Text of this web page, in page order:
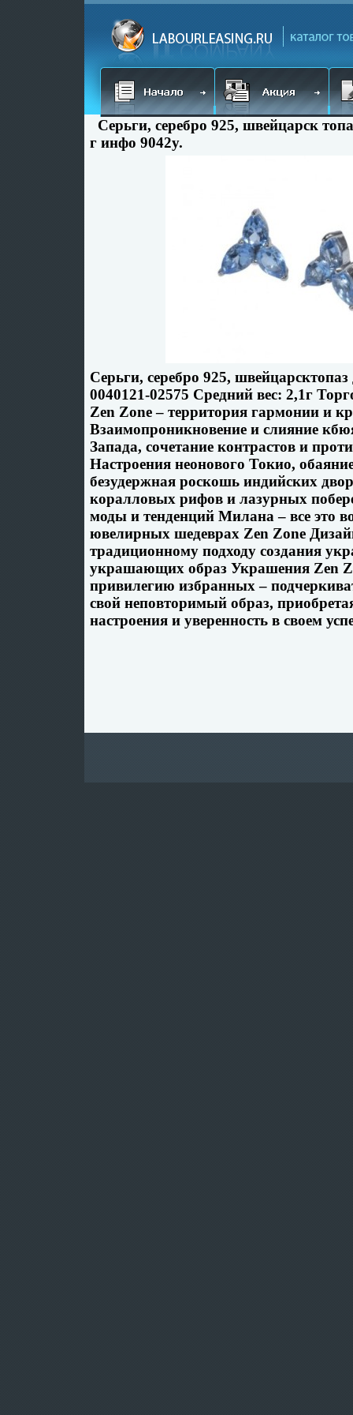
Серьги, серебро 925, швейцарск
г инфо 9042y.
Серьги, серебро 925,
0040121-02575 Средний вес: 2,1г
Zen Zone – территория гармонии и
Взаимопроникновение и слияние
Запада, сочетание контрастов и
Настроения неонового Токио,
безудержная роскошь индийских
коралловых рифов и лазурных
моды и тенденций Милана – все это
ювелирных шедеврах Zen Zone
традиционному подходу создания
украшающих образ Украшения Zen
привилегию избранных –
свой неповторимый образ,
настроения и уверенность в своем